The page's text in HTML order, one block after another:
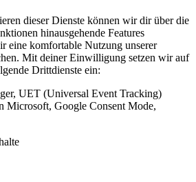
dieser Dienste können wir dir über die
hinausgehende Features
eine komfortable Nutzung unserer
Mit deiner Einwilligung setzen wir auf
Drittdienste ein:
UET (Universal Event Tracking)
Microsoft, Google Consent Mode,